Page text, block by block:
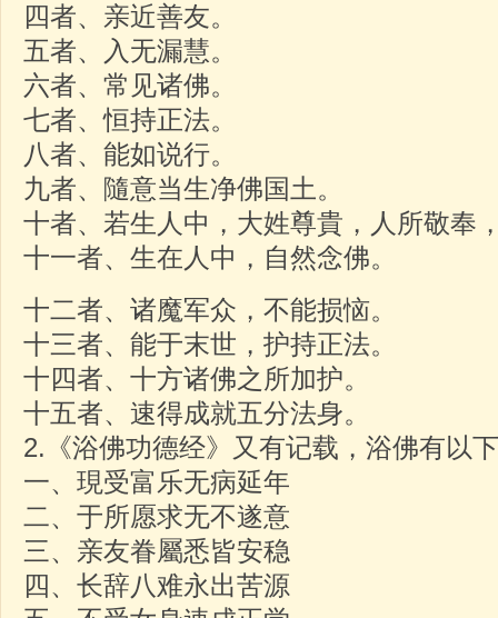
四者、亲近善友。
五者、入无漏慧。
六者、常见诸佛。
七者、恒持正法。
八者、能如说行。
九者、隨意当生净佛国土。
十者、若生人中，大姓尊貴，人所敬
十一者、生在人中，自然念佛。
十二者、诸魔军众，不能损恼。
十三者、能于末世，护持正法。
十四者、十方诸佛之所加护。
十五者、速得成就五分法身。
2.《浴佛功德经》又有记载，浴佛有
一、現受富乐无病延年
二、于所愿求无不遂意
三、亲友眷屬悉皆安稳
四、长辞八难永出苦源